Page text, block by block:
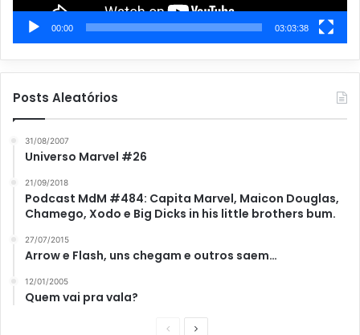
00:00 03:03:38
Posts Aleatórios
31/08/2007
Universo Marvel #26
21/09/2018
Podcast MdM #484: Capita Marvel, Maicon Douglas,
Chamego, Xodo e Big Dicks in his little brothers bum.
27/07/2015
Arrow e Flash, uns chegam e outros saem…
12/01/2005
Quem vai pra vala?